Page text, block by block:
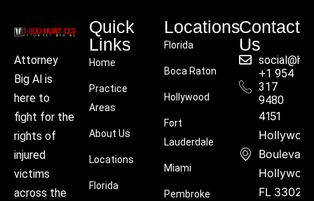
Attorney
Big Al is
here to
fight for the
rights of
injured
victims
across the
Quick
Links
Home
Practice
Areas
About Us
Locations
Florida
Locations
Florida
Boca Raton
Hollywood
Fort
Lauderdale
Miami
Pembroke
Contact
Us
+1 954
317
9480
4151
Boulevard,
FL 33021